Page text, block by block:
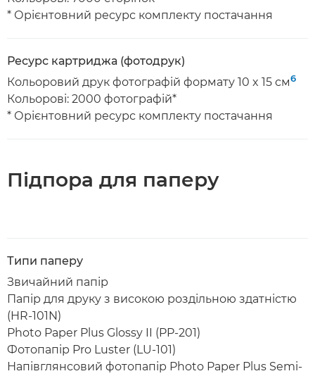
* Орієнтовний ресурс комплекту постачання
Ресурс картриджа (фотодрук)
Кольоровий друк фотографій формату 10 x 15 см6
Кольорові: 2000 фотографій*
* Орієнтовний ресурс комплекту постачання
Підпора для паперу
Типи паперу
Звичайний папір
Папір для друку з високою роздільною здатністю
(HR-101N)
Photo Paper Plus Glossy II (PP-201)
Фотопапір Pro Luster (LU-101)
Напівглянсовий фотопапір Photo Paper Plus Semi-